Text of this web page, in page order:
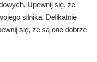
Upewnij się, że
silnika. Delikatnie
się, że są one dobrze